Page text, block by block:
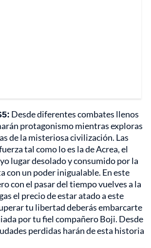
Desde diferentes combates llenos
protagonismo mientras exploras
de la misteriosa civilización. Las
tal como lo es la de Acrea, el
lugar desolado y consumido por la
con un poder inigualable. En este
con el pasar del tiempo vuelves a la
el precio de estar atado a este
tu libertad deberás embarcarte
por tu fiel compañero Boji. Desde
perdidas harán de esta historia